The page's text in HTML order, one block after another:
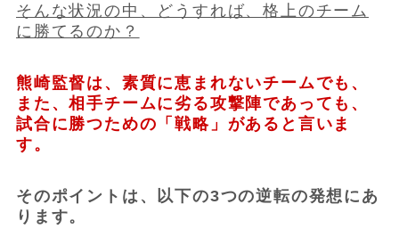
そんな状況の中、どうすれば、格上のチーム
に勝てるのか？
熊崎監督は、素質に恵まれないチームでも、
また、相手チームに劣る攻撃陣であっても、
試合に勝つための「戦略」があると言いま
す。
そのポイントは、以下の3つの逆転の発想にあ
ります。